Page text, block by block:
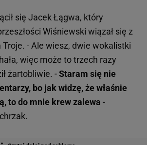
się Jacek Łągwa, który
Wiśniewski wiązał się z
- Ale wiesz, dwie wokalistki
więc może to trzech razy
żartobliwie. -Staram się nie
bo jak widzę, że właśnie
to do mnie krew zalewa -